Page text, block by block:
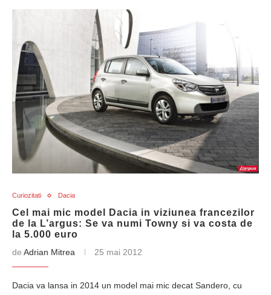
Curiozitati Dacia
Cel mai mic model Dacia in viziunea francezilor
de la L’argus: Se va numi Towny si va costa de
la 5.000 euro
de Adrian Mitrea 25 mai 2012
Dacia va lansa in 2014 un model mai mic decat Sandero, cu